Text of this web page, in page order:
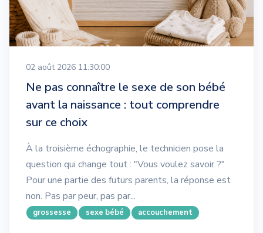
02 août 2026 11:30:00
Ne pas connaître le sexe de son bébé
avant la naissance : tout comprendre
sur ce choix
À la troisième échographie, le technicien pose la
question qui change tout : "Vous voulez savoir ?"
Pour une partie des futurs parents, la réponse est
non. Pas par peur, pas par...
grossesse sexe bébé accouchement